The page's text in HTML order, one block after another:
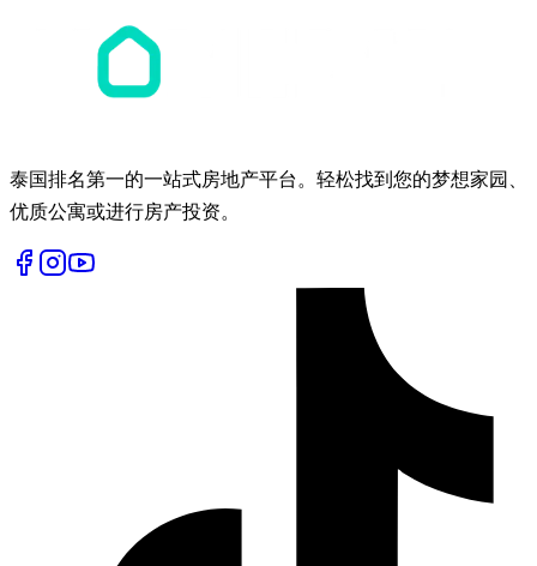
泰国排名第一的一站式房地产平台。轻松找到您的梦想家园、
优质公寓或进行房产投资。